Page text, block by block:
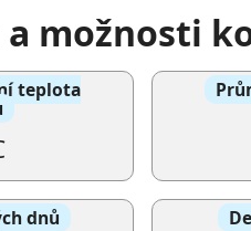
možnosti
teplota
dnů